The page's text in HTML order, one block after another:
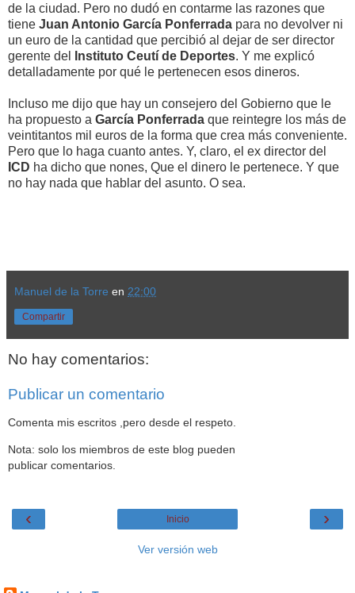
de la ciudad. Pero no dudó en contarme las razones que
tiene Juan Antonio García Ponferrada para no devolver ni
un euro de la cantidad que percibió al dejar de ser director
gerente del
Instituto Ceutí de Deportes. Y me explicó
detalladamente por qué le pertenecen esos dineros.
Incluso me dijo que hay un consejero del Gobierno que le
ha propuesto a García Ponferrada que reintegre los más de
veintitantos mil euros de la forma que crea más conveniente.
Pero que lo haga cuanto antes. Y, claro, el ex director del
ICD ha dicho que nones, Que el dinero le pertenece. Y que
no hay nada que hablar del asunto. O sea.
Manuel de la Torre en 22:00
Compartir
No hay comentarios:
Publicar un comentario
Comenta mis escritos ,pero desde el respeto.
Nota: solo los miembros de este blog pueden
publicar comentarios.
‹ ›
Inicio
Ver versión web